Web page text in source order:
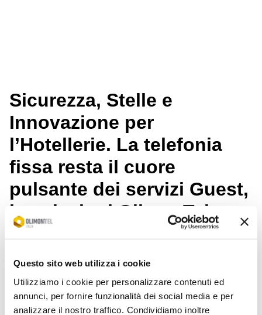
Questo sito web utilizza i cookie
Utilizziamo i cookie per personalizzare contenuti ed
annunci, per fornire funzionalità dei social media e per
analizzare il nostro traffico. Condividiamo inoltre
Sicurezza, Stelle e
Innovazione per
l’Hotellerie. La telefonia
fissa resta il cuore
pulsante dei servizi Guest,
le soluzioni OlimonTel
trasformano un obbligo in
un vantaggio competitivo.
Il telefono non è solo uno strumento di cortesia: è
un presidio di sicurezza, un requisito fondamentale
per la classificazione stellare e, se integrato